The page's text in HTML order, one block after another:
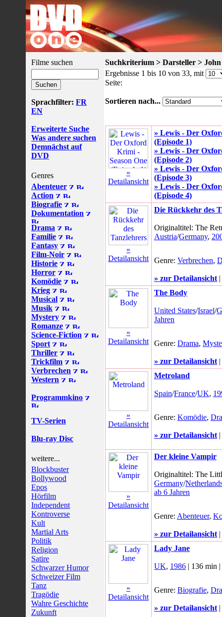
Filme suchen
Sprachfilter: FR
EN
Erweiterte Suche
Was andere suchen
Demnächst auf
DVD
Genres
Abenteuer
Action
Biografie
Dokumentation
Drama
Familie
Fantasy
Film-Noir
Historie
Horror
Komödie
Krieg
Musical
Musik
Mystery
Romanze
Science-Fiction
Sport
Thriller
Trickfilm
Verbrechen
Western
Programmkino
TV-Serien
Blu-ray Disc
weitere...
Blockbuster
Bollywood
Epos
Hörfilm
Independent
Kontroverse
Kult
Martial Arts
Politik
Religion
Satire
Schwarzer Humor
Schweizer Film
Tanz
Tragödie
Wahre Geschichte
Zukunft
Suchkriterium > Darsteller >
Ergebnisse 1 bis 10 von 33, mit
Seite:
Sortieren nach...
»
Detailansicht
» Lewis - Der
(Episode 1)
» Lewis - Der
(Episode 2)
» Lewis - Der
(Episode 3)
» Lewis - Der
(Episode 4)
»
Detailansicht
Die Rückkehr des
Originaltitel: The
Austria/Germany,
Genre: Verbrechen,
» zur Detailansicht |
»
Detailansicht
The Body
United States/Israel/
Jahren
Genre: Drama,
» zur Detailansicht |
»
Detailansicht
Metroland
Spain/France/UK,
Genre: Komödie,
» zur Detailansicht |
»
Detailansicht
Der kleine Vampir
Originaltitel: The
Germany/
ab 6 Jahren
Genre: Abenteuer,
» zur Detailansicht |
»
Detailansicht
Lady Jane
UK, 1986 | 136 min |
Genre: Biografie,
» zur Detailansicht |